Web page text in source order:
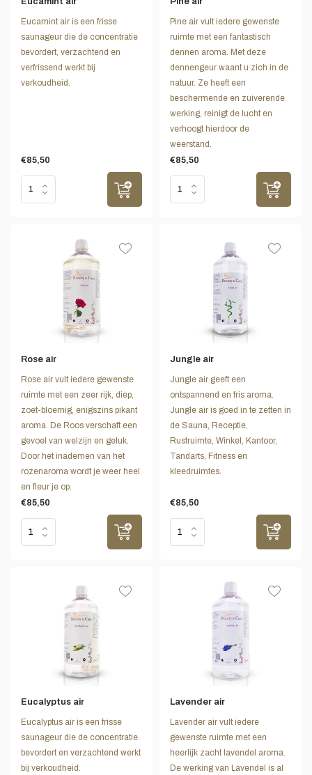
Eucamint air is een frisse
saunageur die de concentratie
bevordert, verzachtend en
verfrissend werkt bij
verkoudheid.
€85,50
Pine air vult iedere gewenste
ruimte met een fantastisch
dennen aroma. Met deze
dennengeur waant u zich in de
natuur. Ze heeft een
beschermende en zuiverende
werking, reinigt de lucht en
verhoogt hierdoor de
weerstand.
€85,50
Rose air
Rose air vult iedere gewenste
ruimte met een zeer rijk, diep,
zoet-bloemig, enigszins pikant
aroma. De Roos verschaft een
gevoel van welzijn en geluk.
Door het inademen van het
rozenaroma wordt je weer heel
en fleur je op.
€85,50
Jungle air
Jungle air geeft een
ontspannend en fris aroma.
Jungle air is goed in te zetten in
de Sauna, Receptie,
Rustruimte, Winkel, Kantoor,
Tandarts, Fitness en
kleedruimtes.
€85,50
Eucalyptus air
Eucalyptus air is een frisse
saunageur die de concentratie
bevordert en verzachtend werkt
bij verkoudheid.
Lavender air
Lavender air vult iedere
gewenste ruimte met een
heerlijk zacht lavendel aroma.
De werking van Lavendel is al